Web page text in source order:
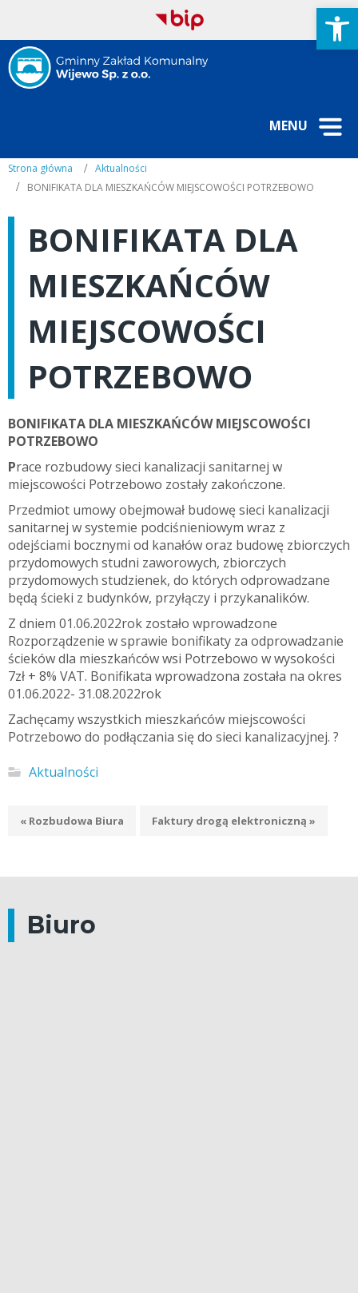
MENU
Strona główna
Aktualności
BONIFIKATA DLA MIESZKAŃCÓW MIEJSCOWOŚCI POTRZEBOWO
BONIFIKATA DLA
MIESZKAŃCÓW
MIEJSCOWOŚCI
POTRZEBOWO
BONIFIKATA DLA MIESZKAŃCÓW MIEJSCOWOŚCI
POTRZEBOWO
Prace rozbudowy sieci kanalizacji sanitarnej w
miejscowości Potrzebowo zostały zakończone.
Przedmiot umowy obejmował budowę sieci kanalizacji
sanitarnej w systemie podciśnieniowym wraz z
odejściami bocznymi od kanałów oraz budowę zbiorczych
przydomowych studni zaworowych, zbiorczych
przydomowych studzienek, do których odprowadzane
będą ścieki z budynków, przyłączy i przykanalików.
Z dniem 01.06.2022rok zostało wprowadzone
Rozporządzenie w sprawie bonifikaty za odprowadzanie
ścieków dla mieszkańców wsi Potrzebowo w wysokości
7zł + 8% VAT. Bonifikata wprowadzona została na okres
01.06.2022- 31.08.2022rok
Zachęcamy wszystkich mieszkańców miejscowości
Potrzebowo do podłączania się do sieci kanalizacyjnej. ?
Aktualności
« Rozbudowa Biura Faktury drogą elektroniczną »
Biuro